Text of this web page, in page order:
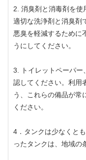
2. 消臭剤と消毒剤を使
適切な洗浄剤と消臭剤
悪臭を軽減するために
うにしてください。
3. トイレットペーパー
認してください。利用
う、これらの備品が常
ください。
4．タンクは少なくと
ったタンクは、地域の